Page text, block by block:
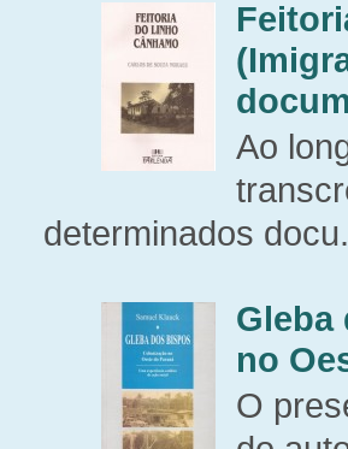
Ao
determinados
Gleba
no
O